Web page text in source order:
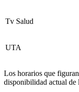
Tv Salud
UTA
Los horarios que
disponibilidad actual